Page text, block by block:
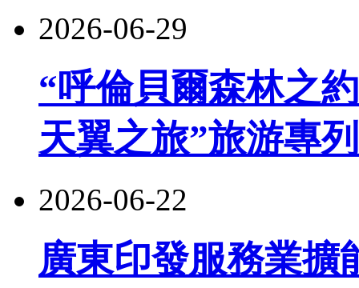
2026-06-29
“呼倫貝爾森林之
天翼之旅”旅游專
2026-06-22
廣東印發服務業擴